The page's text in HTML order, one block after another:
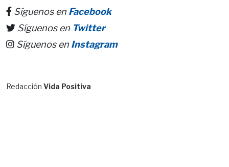
Síguenos en Facebook
Síguenos en Twitter
Síguenos en Instagram
Redacción Vida Positiva